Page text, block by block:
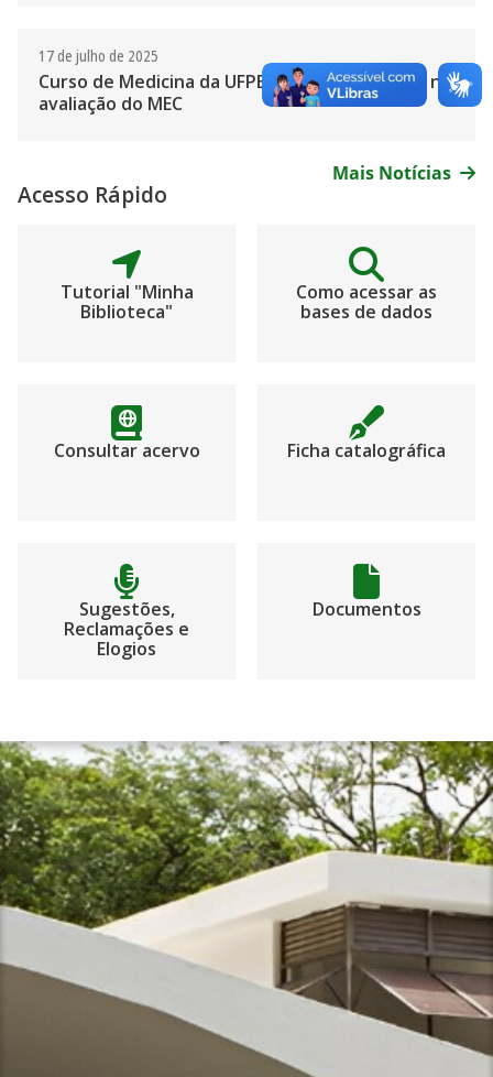
17 de julho de 2025
Curso de Medicina da UFPB recebe conceito 5 na
avaliação do MEC
Mais Notícias
Acesso Rápido
Tutorial "Minha
Biblioteca"
Como acessar as
bases de dados
Consultar acervo Ficha catalográfica
Sugestões,
Reclamações e
Elogios
Documentos